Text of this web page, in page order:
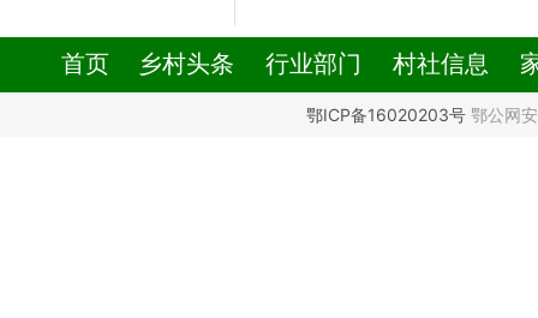
首页 乡村头条 行业部门 村社信息
鄂ICP备16020203号鄂公网